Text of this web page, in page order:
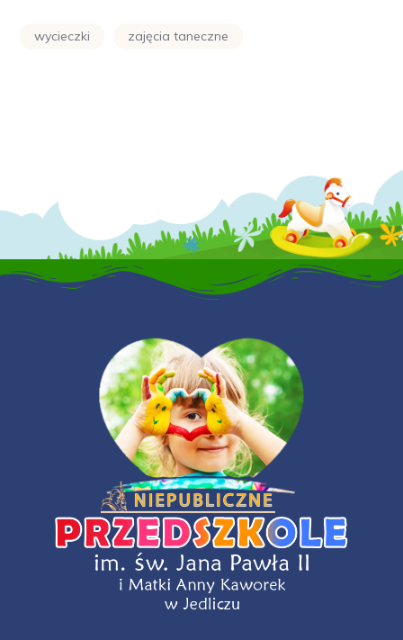
wycieczki zajęcia taneczne